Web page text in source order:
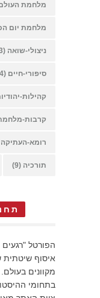
מלחמת
מלחמת יום
ניצולי-שואה (13)
סיפורי-חיים (24)
קהילות-
קרבות-
רומא-העתיקה
תורכיה (9)
הפורטל
איסוף שיטתית
מקוונים
בתחומי